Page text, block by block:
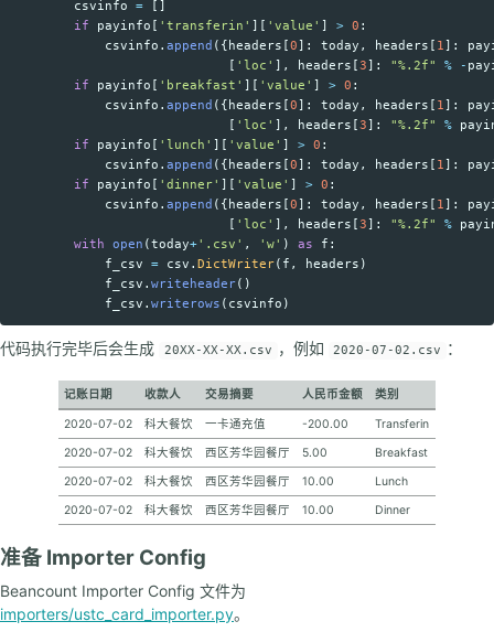
csvinfo =
if
payinfo ' transferin ' ' value ' > 0 :
csvinfo . append ({ headers 0 ]: today , headers 1 ]:
' loc ' ], headers 3 ]: "%.2f" % -
if
payinfo ' breakfast ' ' value ' > 0 :
csvinfo . append ({ headers 0 ]: today , headers 1 ]:
' loc ' ], headers 3 ]: "%.2f" %
if
payinfo ' lunch ' ' value ' > 0 :
csvinfo . append ({ headers 0 ]: today , headers 1 ]:
if
payinfo ' dinner' ' value ' > 0 :
csvinfo . append ({ headers 0 ]: today , headers 1 ]:
' loc ' ], headers 3 ]: "%.2f" %
with
open ( today+' .csv ' , ' w' ) as f :
f_csv
= csv . DictWriter( f , headers )
f_csv . writeheader()
f_csv . writerows ( csvinfo )
代码执行完毕后会生成 20XX-XX-XX.csv ，例如 2020-07-02.csv ：
记账日期 收款人 交易摘要 人民币金额 类别
2020-07-02 科大餐饮 一卡通充值 -200.00
Transferin
2020-07-02
科大餐饮 西区芳华园餐厅 5.00
Breakfast
2020-07-02
科大餐饮 西区芳华园餐厅 10.00
Lunch
2020-07-02
科大餐饮 西区芳华园餐厅 10.00 Dinner
准备 Importer Config
Beancount Importer Config 文件为
importers/ustc_card_importer.py。